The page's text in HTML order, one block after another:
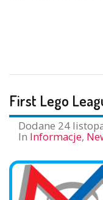
First Lego
Dodane 24
In Informacje,